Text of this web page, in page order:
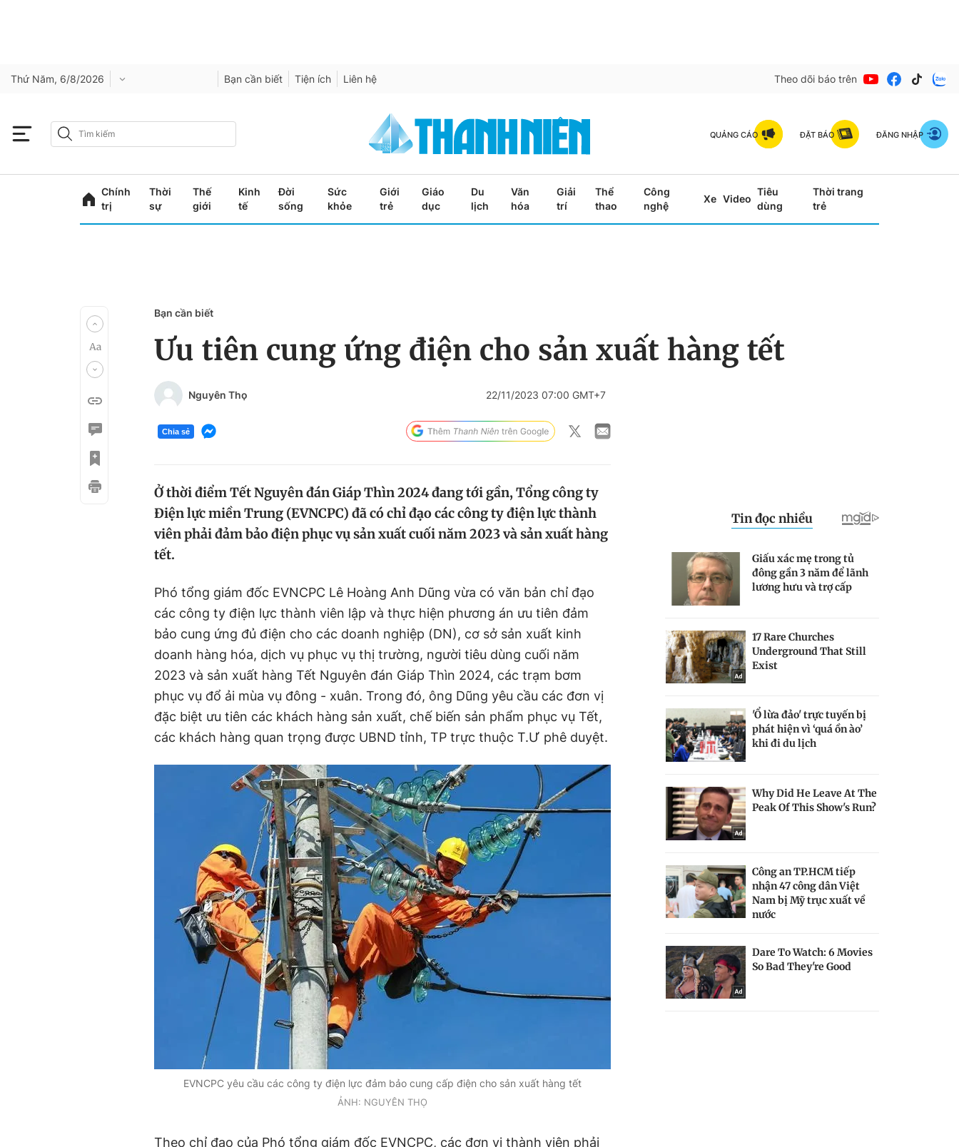
Thứ Năm, 6/8/2026 Bạn cần biết Tiện ích Liên hệ Theo dõi báo trên
QUẢNG CÁO ĐẶT BÁO ĐĂNG NHẬP
Chính
trị
Thời
sự
Thế
giới
Kinh
tế
Đời
sống
Sức
khỏe
Giới
trẻ
Giáo
dục
Du
lịch
Văn
hóa
Giải
trí
Thể
thao
Công
nghệ
Xe Video
Tiêu
dùng
Thời trang
trẻ
Bạn cần biết
Ưu tiên cung ứng điện cho sản xuất hàng tết
Nguyên Thọ 22/11/2023 07:00 GMT+7
Chia sẻ
Ở thời điểm Tết Nguyên đán Giáp Thìn 2024 đang tới gần, Tổng công ty
Điện lực miền Trung (EVNCPC) đã có chỉ đạo các công ty điện lực thành
viên phải đảm bảo điện phục vụ sản xuất cuối năm 2023 và sản xuất hàng
tết.
Phó tổng giám đốc EVNCPC Lê Hoàng Anh Dũng vừa có văn bản chỉ đạo
các công ty điện lực thành viên lập và thực hiện phương án ưu tiên đảm
bảo cung ứng đủ điện cho các doanh nghiệp (DN), cơ sở sản xuất kinh
doanh hàng hóa, dịch vụ phục vụ thị trường, người tiêu dùng cuối năm
2023 và sản xuất hàng Tết Nguyên đán Giáp Thìn 2024, các trạm bơm
phục vụ đổ ải mùa vụ đông - xuân. Trong đó, ông Dũng yêu cầu các đơn vị
đặc biệt ưu tiên các khách hàng sản xuất, chế biến sản phẩm phục vụ Tết,
các khách hàng quan trọng được UBND tỉnh, TP trực thuộc T.Ư phê duyệt.
EVNCPC yêu cầu các công ty điện lực đảm bảo cung cấp điện cho sản xuất hàng tết
ẢNH: NGUYÊN THỌ
Theo chỉ đạo của Phó tổng giám đốc EVNCPC, các đơn vị thành viên phải